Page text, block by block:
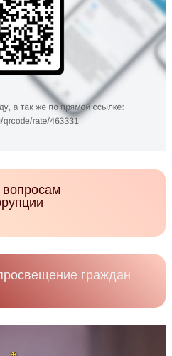
граждан